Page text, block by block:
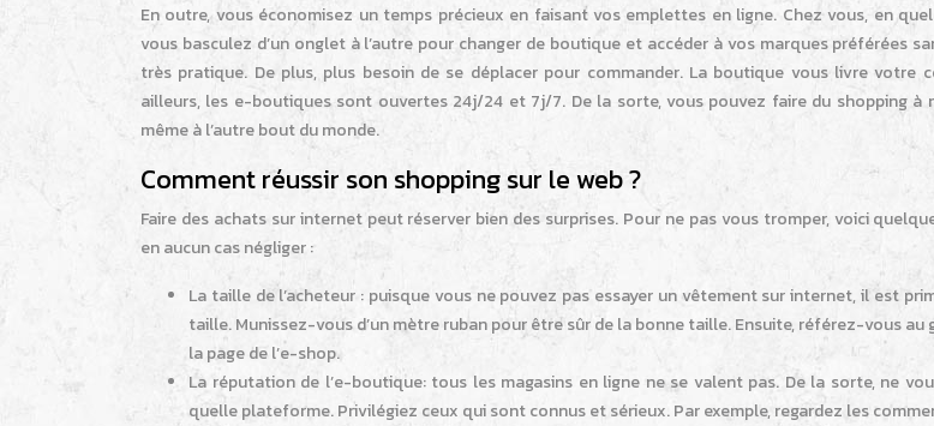
En outre, vous économisez un temps précieux en faisant vos emplettes en ligne. Chez vous, en
vous basculez d’un onglet à l’autre pour changer de boutique et accéder à vos marques préférées
très pratique. De plus, plus besoin de se déplacer pour commander. La boutique vous livre votre
ailleurs, les e-boutiques sont ouvertes 24j/24 et 7j/7. De la sorte, vous pouvez faire du shopping à
même à l’autre bout du monde.
Comment réussir son shopping sur le web ?
Faire des achats sur internet peut réserver bien des surprises. Pour ne pas vous tromper, voici
en aucun cas négliger :
La taille de l’acheteur : puisque vous ne pouvez pas essayer un vêtement sur internet, il est
taille. Munissez-vous d’un mètre ruban pour être sûr de la bonne taille. Ensuite, référez-vous au
la page de l’e-shop.
La réputation de l’e-boutique: tous les magasins en ligne ne se valent pas. De la sorte, ne
quelle plateforme. Privilégiez ceux qui sont connus et sérieux. Par exemple, regardez les